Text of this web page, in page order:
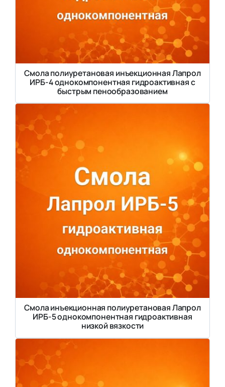
Смола полиуретановая инъекционная Лапрол
ИРБ-4 однокомпонентная гидроактивная с
быстрым пенообразованием
Смола инъекционная полиуретановая Лапрол
ИРБ-5 однокомпонентная гидроактивная
низкой вязкости